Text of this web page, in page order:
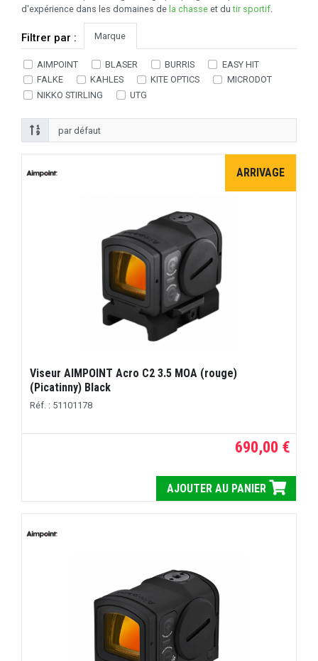
d'expérience dans les domaines de la chasse et du tir sportif
Filtrer par : Marque
AIMPOINT BLASER BURRIS
EASY HIT
FALKE
KAHLES KITE OPTICS
MICRODOT
NIKKO STIRLING
UTG
ARRIVAGE
Viseur AIMPOINT Acro C2 3.5 MOA (rouge)
(Picatinny) Black
Réf. : 51101178
690,00 €
AJOUTER AU PANIER